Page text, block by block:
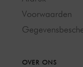
Voorwaarden
OVER ONS